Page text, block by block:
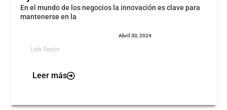
En el mundo de los negocios la innovación es clave para
mantenerse en la
Leih Servin
Abril 30, 2024
Leer más